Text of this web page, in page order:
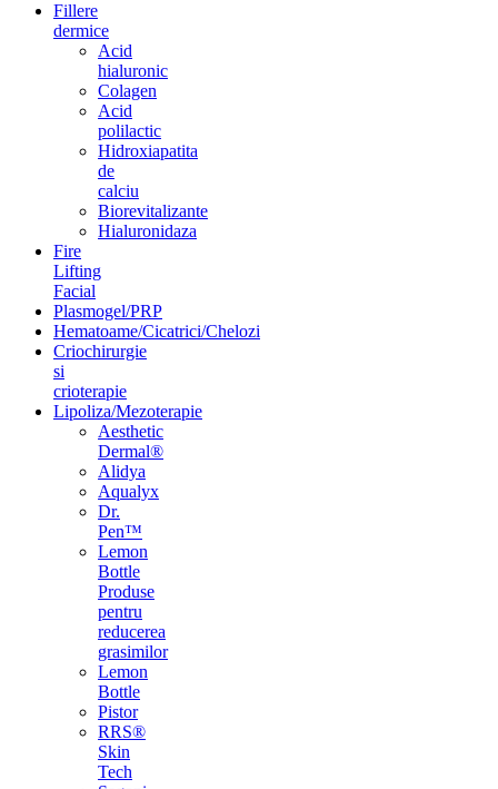
Fillere
dermice
Acid
hialuronic
Colagen
Acid
polilactic
Hidroxiapatita
de
calciu
Biorevitalizante
Hialuronidaza
Fire
Lifting
Facial
Plasmogel/PRP
Hematoame/Cicatrici/Chelozi
Criochirurgie
si
crioterapie
Lipoliza/Mezoterapie
Aesthetic
Dermal®
Alidya
Aqualyx
Dr.
Pen™
Lemon
Bottle
Produse
pentru
reducerea
grasimilor
Lemon
Bottle
Pistor
RRS®
Skin
Tech